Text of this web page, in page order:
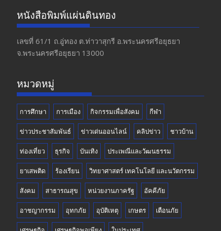
e
b
o
o
a
gr
a
m
itt
er
u
T
u
b
หนังสือพิมพ์แผ่นดินทอง
เลขที่ 61/1 ถ.อู่ทอง​ ต.​ท่าวาสุกรี​ อ.พระนครศรีอยุธยา​
จ.พระนครศรีอยุธยา 13000
หมวดหมู่
การศึกษา การเมือง กิจกรรมเพื่อสังคม กีฬา
ข่าวประชาสัมพันธ์ ข่าวเด่นออนไลน์ คลิปข่าว ชาวบ้าน
ท่องเที่ยว ธุรกิจ บันเทิง ประเพณีและวัฒนธรรม
ยาเสพติด ร้องเรียน วิทยาศาสตร์ เทคโนโลยี และนวัตกรรม
สังคม สาธารณสุข หน่วยงานภาครัฐ อัคคีภัย
อาชญากรรม อุทกภัย อุบัติเหตุ เกษตร เตือนภัย